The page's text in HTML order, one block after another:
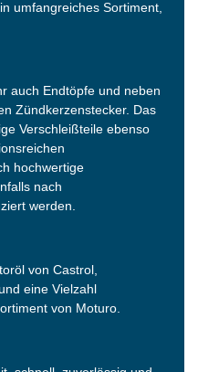
umfangreiches Sortiment,
auch Endtöpfe und neben
Zündkerzenstecker. Das
Verschleißteile ebenso
hochwertige
nach
werden.
von Castrol,
eine Vielzahl
von Moturo.